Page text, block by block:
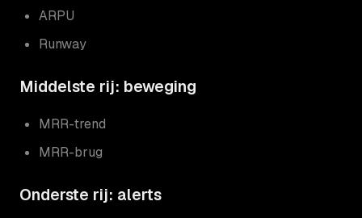
ARPU
Runway
Middelste rij: beweging
MRR-trend
MRR-brug
Onderste rij: alerts